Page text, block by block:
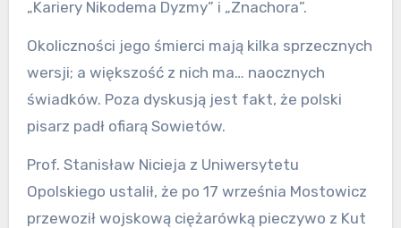
„Kariery Nikodema Dyzmy” i „Znachora”.
Okoliczności jego śmierci mają kilka sprzecznych
wersji; a większość z nich ma… naocznych
świadków. Poza dyskusją jest fakt, że polski
pisarz padł ofiarą Sowietów.
Prof. Stanisław Nicieja z Uniwersytetu
Opolskiego ustalił, że po 17 września Mostowicz
przewoził wojskową ciężarówką pieczywo z Kut